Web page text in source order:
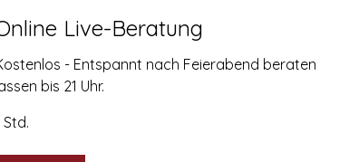
Live-Beratung
- Entspannt nach Feierabend beraten
bis 21 Uhr.
Std.